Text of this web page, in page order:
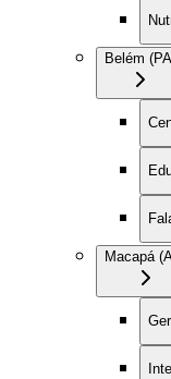
Belém
Macapá